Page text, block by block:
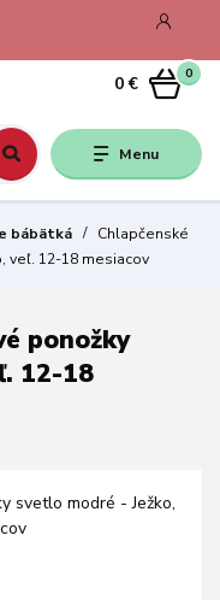
Menu
0
0 €
bábätká
Chlapčenské
veľ. 12-18 mesiacov
ponožky
12-18